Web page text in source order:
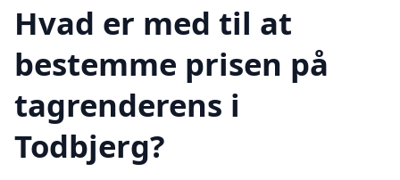
Hvad er med til at
bestemme prisen på
tagrenderens i
Todbjerg?